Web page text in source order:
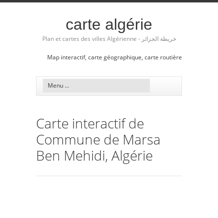
carte algérie
Plan et cartes des villes Algérienne - خريطة الجزائر
Map interactif, carte géographique, carte routière
Carte interactif de
Commune de Marsa
Ben Mehidi, Algérie